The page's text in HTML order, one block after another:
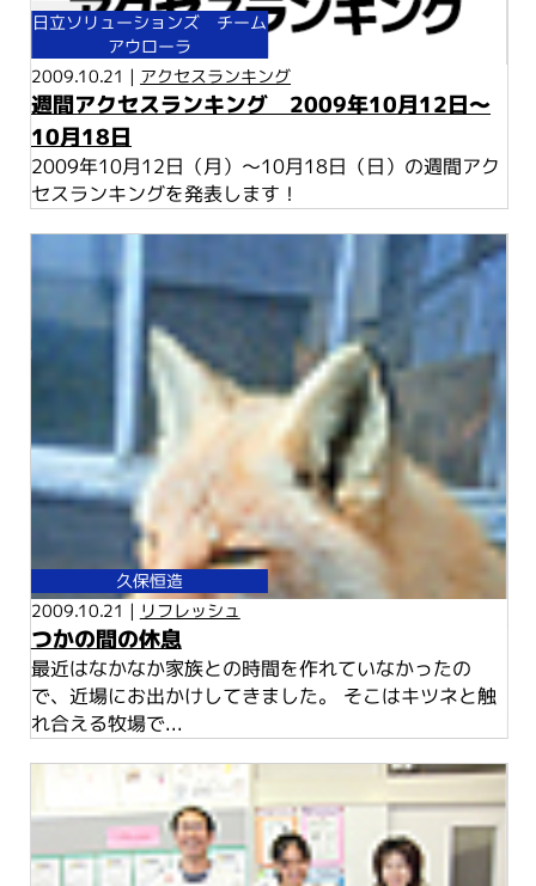
日立ソリューションズ チーム
アウローラ
2009.10.21 | アクセスランキング
週間アクセスランキング 2009年10月12日～
10月18日
2009年10月12日（月）～10月18日（日）の週間アク
セスランキングを発表します！
久保恒造
2009.10.21 | リフレッシュ
つかの間の休息
最近はなかなか家族との時間を作れていなかったの
で、近場にお出かけしてきました。 そこはキツネと触
れ合える牧場で...